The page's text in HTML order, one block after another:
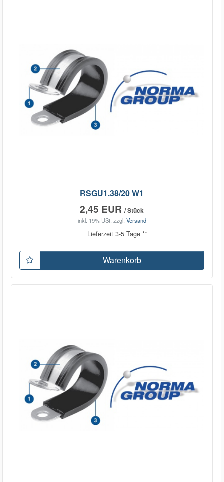
RSGU1.38/20 W1
2,45 EUR / Stück
inkl. 19% USt. zzgl. Versand
Lieferzeit 3-5 Tage **
Warenkorb